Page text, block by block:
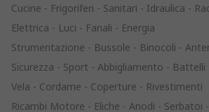
Cucine - Frigoriferi - Sanitari - Idraulica -
Elettrica - Luci - Fanali - Energia
Strumentazione - Bussole - Binocoli -
Sicurezza - Sport - Abbigliamento - Battelli
Vela - Cordame - Coperture - Rivestimenti
Ricambi Motore - Eliche - Anodi - Serbatoi